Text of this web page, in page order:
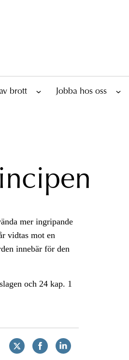
brott Jobba hos oss
mer ingripande
vidtas mot en
innebär för den
och 24 kap. 1